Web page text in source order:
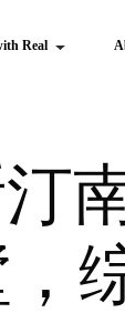
Real
，